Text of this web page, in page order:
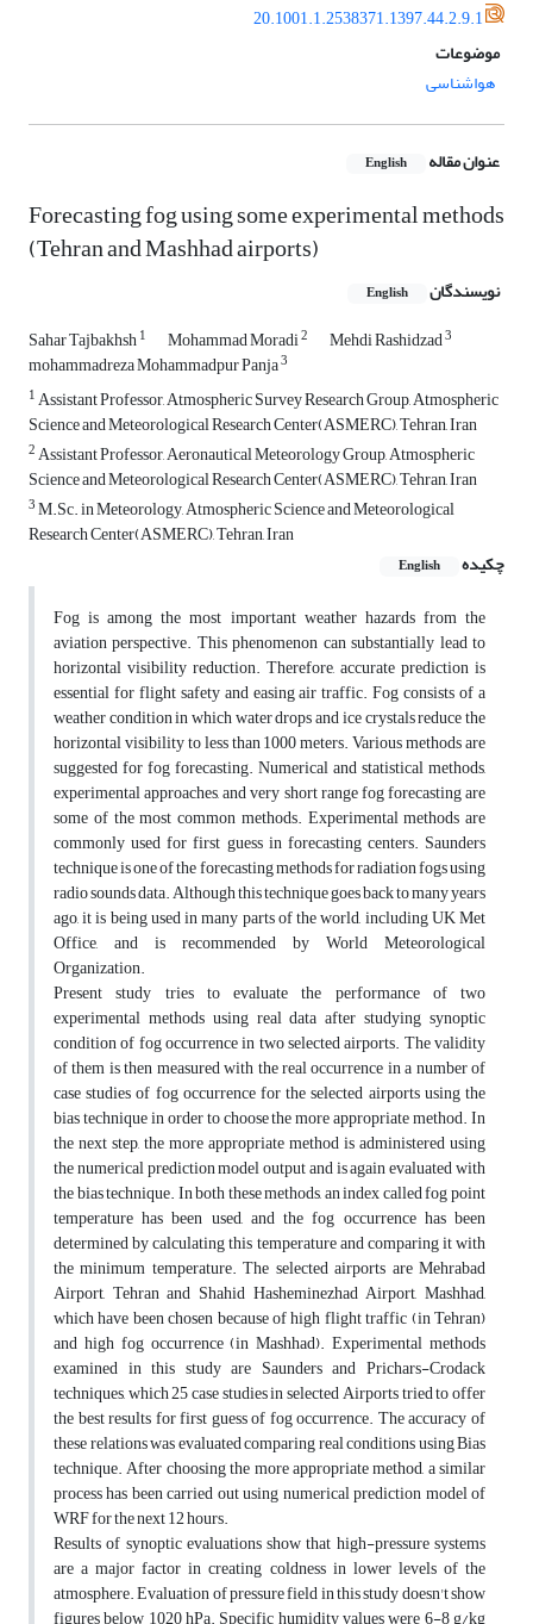
20.1001.1.2538371.1397.44.2.9.1
موضوعات
هواشناسی
عنوان مقاله English
Forecasting fog using some experimental methods
(Tehran and Mashhad airports)
نویسندگان English
Sahar Tajbakhsh1 Mohammad Moradi2 Mehdi Rashidzad3
mohammadreza Mohammadpur Panja3
1Assistant Professor, Atmospheric Survey Research Group, Atmospheric
Science and Meteorological Research Center(ASMERC), Tehran, Iran
2Assistant Professor, Aeronautical Meteorology Group, Atmospheric
Science and Meteorological Research Center(ASMERC), Tehran, Iran
3M.Sc. in Meteorology, Atmospheric Science and Meteorological
Research Center(ASMERC), Tehran, Iran
چکیده
English
Fog is among the most important weather hazards from the
aviation perspective. This phenomenon can substantially lead to
horizontal visibility reduction. Therefore, accurate prediction is
essential for flight safety and easing air traffic. Fog consists of a
weather condition in which water drops and ice crystals reduce the
horizontal visibility to less than 1000 meters. Various methods are
suggested for fog forecasting. Numerical and statistical methods,
experimental approaches, and very short range fog forecasting are
some of the most common methods. Experimental methods are
commonly used for first guess in forecasting centers. Saunders
technique is one of the forecasting methods for radiation fogs using
radio sounds data. Although this technique goes back to many years
ago, it is being used in many parts of the world, including UK Met
Office, and is recommended by World Meteorological
Organization.
Present study tries to evaluate the performance of two
experimental methods using real data after studying synoptic
condition of fog occurrence in two selected airports. The validity
of them is then measured with the real occurrence in a number of
case studies of fog occurrence for the selected airports using the
bias technique in order to choose the more appropriate method. In
the next step, the more appropriate method is administered using
the numerical prediction model output and is again evaluated with
the bias technique. In both these methods, an index called fog point
temperature has been used, and the fog occurrence has been
determined by calculating this temperature and comparing it with
the minimum temperature. The selected airports are Mehrabad
Airport, Tehran and Shahid Hasheminezhad Airport, Mashhad,
which have been chosen because of high flight traffic (in Tehran)
and high fog occurrence (in Mashhad). Experimental methods
examined in this study are Saunders and Prichars-Crodack
techniques, which 25 case studies in selected Airports tried to offer
the best results for first guess of fog occurrence. The accuracy of
these relations was evaluated comparing real conditions using Bias
technique. After choosing the more appropriate method, a similar
process has been carried out using numerical prediction model of
WRF for the next 12 hours.
Results of synoptic evaluations show that high-pressure systems
are a major factor in creating coldness in lower levels of the
atmosphere. Evaluation of pressure field in this study doesn't show